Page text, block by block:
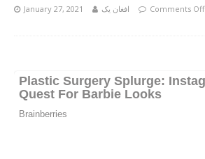
January 27, 2021 افغان یک Comments Off